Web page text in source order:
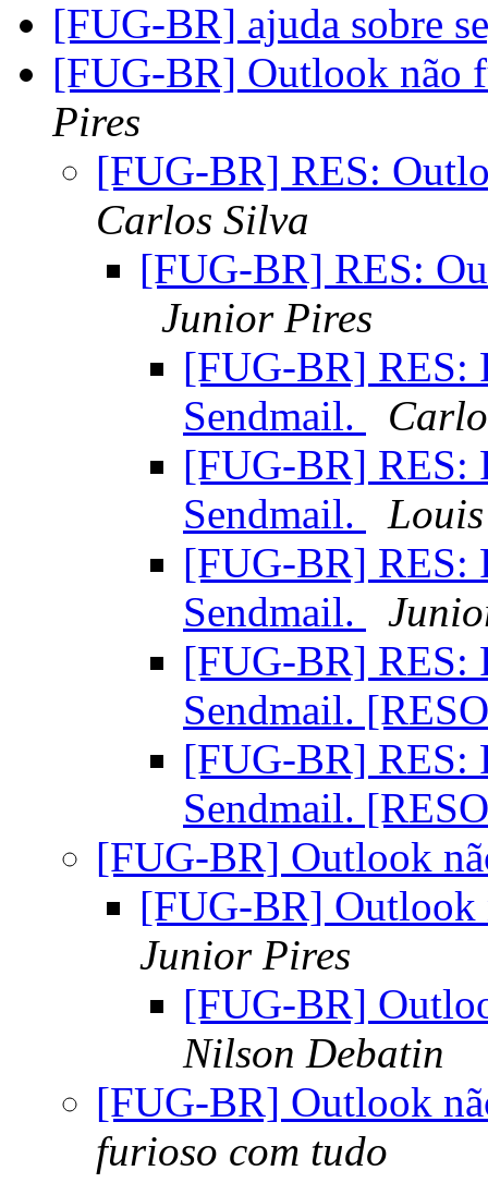
[FUG-BR] ajuda sobre
[FUG-BR] Outlook não
Pires
[FUG-BR] RES:
Carlos Silva
[FUG-BR] RES:
Junior Pires
[FUG-BR] RES:
Sendmail.
[FUG-BR] RES:
Sendmail.
[FUG-BR] RES:
Sendmail.
[FUG-BR] RES:
Sendmail.
[FUG-BR] RES:
Sendmail.
[FUG-BR] Outlook
[FUG-BR] Outlook
Junior Pires
[FUG-BR]
Nilson Debatin
[FUG-BR] Outlook
furioso com tudo